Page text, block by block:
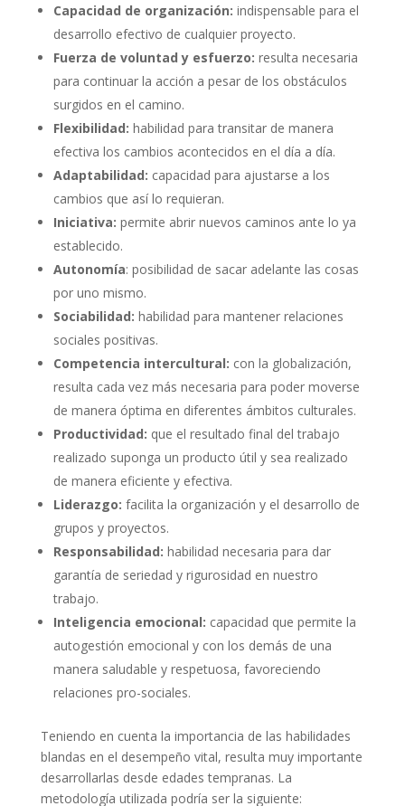
Capacidad de organización: indispensable para el
desarrollo efectivo de cualquier proyecto.
Fuerza de voluntad y esfuerzo: resulta necesaria
para continuar la acción a pesar de los obstáculos
surgidos en el camino.
Flexibilidad: habilidad para transitar de manera
efectiva los cambios acontecidos en el día a día.
Adaptabilidad: capacidad para ajustarse a los
cambios que así lo requieran.
Iniciativa: permite abrir nuevos caminos ante lo ya
establecido.
Autonomía: posibilidad de sacar adelante las cosas
por uno mismo.
Sociabilidad: habilidad para mantener relaciones
sociales positivas.
Competencia intercultural: con la globalización,
resulta cada vez más necesaria para poder moverse
de manera óptima en diferentes ámbitos culturales.
Productividad: que el resultado final del trabajo
realizado suponga un producto útil y sea realizado
de manera eficiente y efectiva.
Liderazgo: facilita la organización y el desarrollo de
grupos y proyectos.
Responsabilidad: habilidad necesaria para dar
garantía de seriedad y rigurosidad en nuestro
trabajo.
Inteligencia emocional: capacidad que permite la
autogestión emocional y con los demás de una
manera saludable y respetuosa, favoreciendo
relaciones pro-sociales.
Teniendo en cuenta la importancia de las habilidades
blandas en el desempeño vital, resulta muy importante
desarrollarlas desde edades tempranas. La
metodología utilizada podría ser la siguiente: